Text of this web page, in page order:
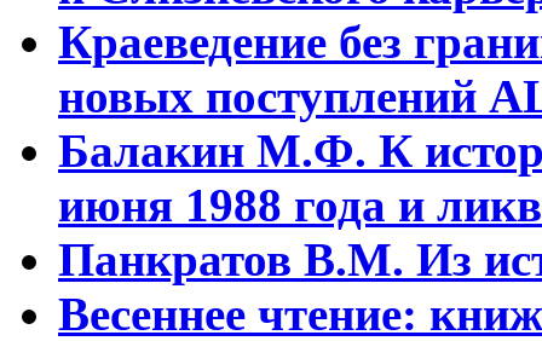
Краеведение без
новых поступлений
Балакин М.Ф. К
июня 1988 года и
Панкратов В.М. Из
Весеннее чтение: